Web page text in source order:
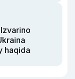
haqida